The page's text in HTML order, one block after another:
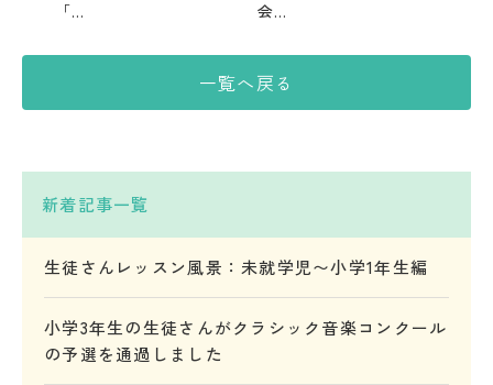
「…
会…
一覧へ戻る
新着記事一覧
生徒さんレッスン風景：未就学児〜小学1年生編
小学3年生の生徒さんがクラシック音楽コンクール
の予選を通過しました